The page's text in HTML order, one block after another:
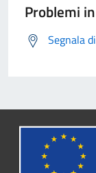
Problemi
Segnala